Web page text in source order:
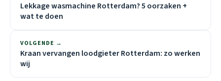
Lekkage wasmachine Rotterdam? 5 oorzaken +
wat te doen
VOLGENDE →
Kraan vervangen loodgieter Rotterdam: zo werken
wij